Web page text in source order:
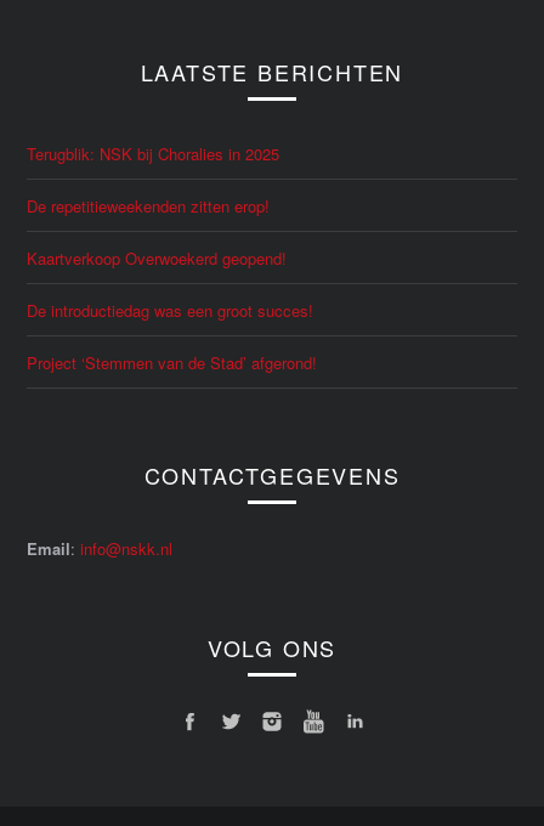
LAATSTE BERICHTEN
Terugblik: NSK bij Choralies in 2025
De repetitieweekenden zitten erop!
Kaartverkoop Overwoekerd geopend!
De introductiedag was een groot succes!
Project ‘Stemmen van de Stad’ afgerond!
CONTACTGEGEVENS
Email:info@nskk.nl
VOLG ONS